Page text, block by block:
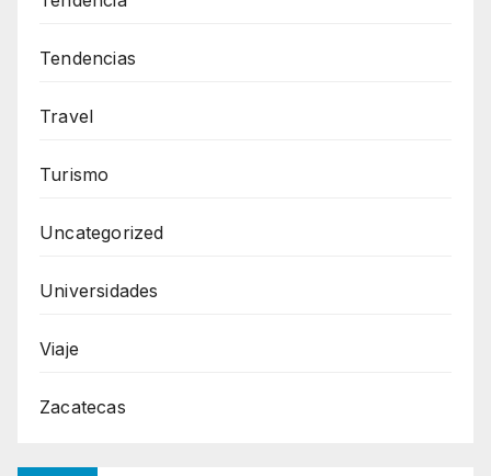
Tendencias
Travel
Turismo
Uncategorized
Universidades
Viaje
Zacatecas